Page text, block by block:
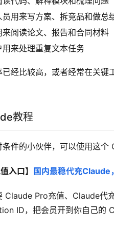
用来写方案、拆竞品和做总
阅读论文、报告和合同材料
用来处理重复文本任务
已经比较高，或者经常在关
教程
条件的小伙伴，可以使用这个
入口】 国内最稳代充
Claude Pro充值、Claude代
ID，把会员开到你自己的